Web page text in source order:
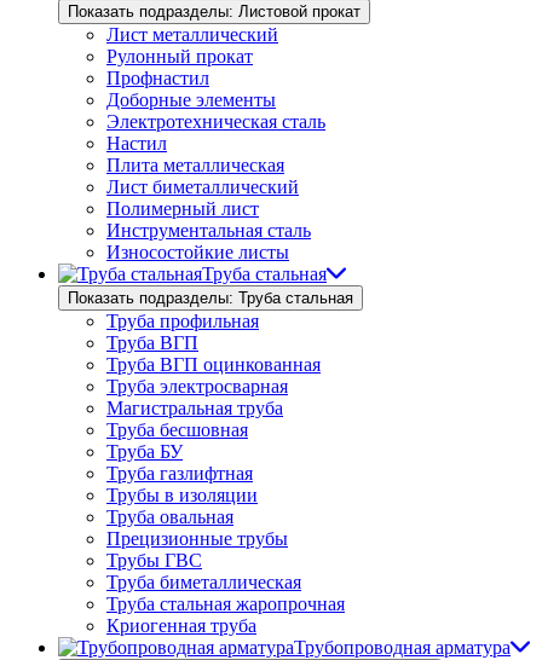
Показать подразделы: Листовой прокат
Лист металлический
Рулонный прокат
Профнастил
Доборные элементы
Электротехническая сталь
Настил
Плита металлическая
Лист биметаллический
Полимерный лист
Инструментальная сталь
Износостойкие листы
Труба стальная
Показать подразделы: Труба стальная
Труба профильная
Труба ВГП
Труба ВГП оцинкованная
Труба электросварная
Магистральная труба
Труба бесшовная
Труба БУ
Труба газлифтная
Трубы в изоляции
Труба овальная
Прецизионные трубы
Трубы ГВС
Труба биметаллическая
Труба стальная жаропрочная
Криогенная труба
Трубопроводная арматура